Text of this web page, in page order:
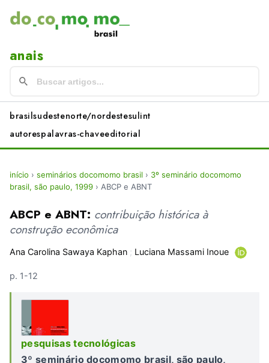
anais
brasilsudestenorte/nordestesulint
autorespalavras-chaveeditorial
início › seminários docomomo brasil › 3º seminário docomomo
brasil, são paulo, 1999 › ABCP e ABNT
ABCP e ABNT: contribuição histórica à
construção econômica
Ana Carolina Sawaya Kaphan ; Luciana Massami Inoue
p. 1-12
pesquisas tecnológicas
3º seminário docomomo brasil, são paulo,